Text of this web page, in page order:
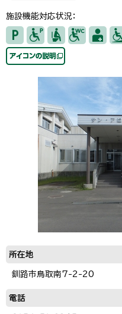
施設機能対応状況：
所在地
釧路市鳥取南7-2-20
電話